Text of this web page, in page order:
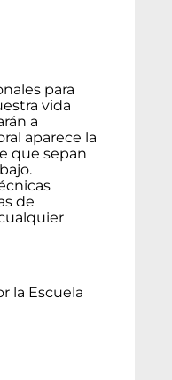
para
vida
a
aparece la
que sepan
de
la Escuela